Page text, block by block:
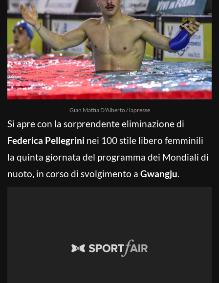
Gian Mattia D'Alberto / lapresse
Si apre con la sorprendente eliminazione di
Federica Pellegrini nei 100 stile libero femminili
la quinta giornata del programma dei Mondiali di
nuoto, in corso di svolgimento a Gwangju.